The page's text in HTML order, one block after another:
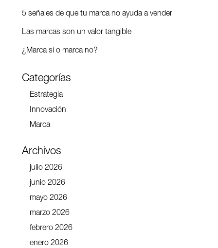
5 señales de que tu marca no ayuda a vender
Las marcas son un valor tangible
¿Marca sí o marca no?
Categorías
Estrategia
Innovación
Marca
Archivos
julio 2026
junio 2026
mayo 2026
marzo 2026
febrero 2026
enero 2026